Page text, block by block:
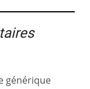
générique